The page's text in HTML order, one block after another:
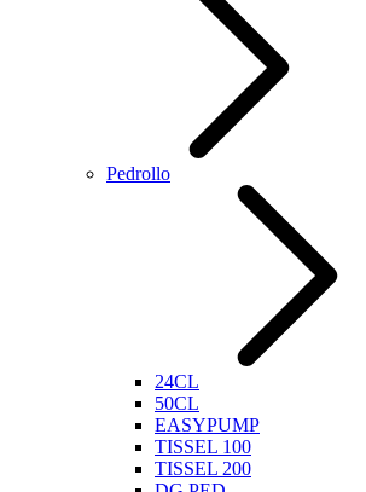
Pedrollo
24CL
50CL
EASYPUMP
TISSEL 100
TISSEL 200